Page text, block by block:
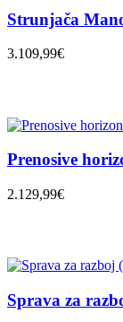
Strunjača
3.109,99€
Prenosive
2.129,99€
Sprava za